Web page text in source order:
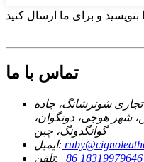
بنویسید و برای ما ارسال کنید
تماس با ما
11، ساختمان تجاری شوئرشانگ، جاده
شهر هوجی، دونگوان،
گوانگدونگ، چین
ایمیل:
تلفن:‎+86 18319979646‎